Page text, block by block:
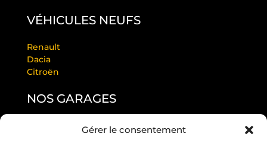
Gérer le consentement
VÉHICULES NEUFS
Renault
Dacia
Citroën
NOS GARAGES
GARAGE LAURENDEAU BY RS